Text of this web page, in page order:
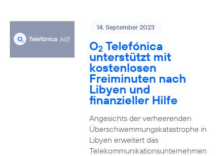
14. September 2023
O2 Telefónica
unterstützt mit
kostenlosen
Freiminuten nach
Libyen und
finanzieller Hilfe
Angesichts der verheerenden
Überschwemmungskatastrophe in
Libyen erweitert das
Telekommunikationsunternehmen